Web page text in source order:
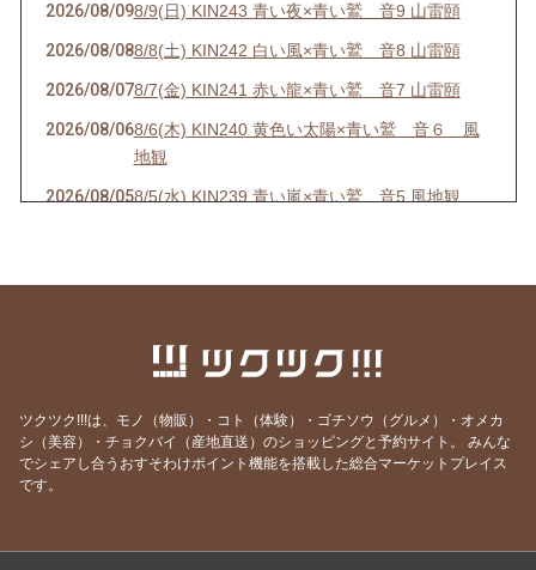
2026/08/098/9(日) KIN243 青い夜×青い鷲 音9 山雷頤
2026/08/088/8(土) KIN242 白い風×青い鷲 音8 山雷頤
2026/08/078/7(金) KIN241 赤い龍×青い鷲 音7 山雷頤
2026/08/068/6(木) KIN240 黄色い太陽×青い鷲 音６ 風
地観
2026/08/058/5(水) KIN239 青い嵐×青い鷲 音5 風地観
7/30(木) KIN233 赤い空歩く人×白い風 音12 水
雷屯
2026/07/29 7/29(水) KIN232 黄色い人×白い風 音11
2026/07/287/28(火) KIN231 青い猿×白い風 音10 雷地予
2026/07/27
ツクツク!!!は、モノ（物販）・コト（体験）・ゴチソウ（グルメ）・オメカ
シ（美容）・チョクバイ（産地直送）のショッピングと予約サイト。
みんな
でシェアし合うおすそわけポイント機能を搭載した総合マーケットプレイス
です。